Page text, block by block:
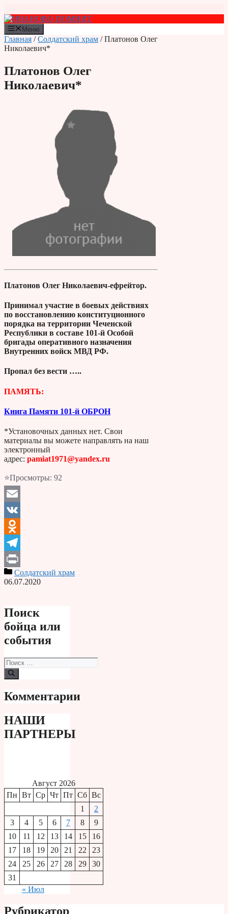
к
содержимому
Меню
Главная /Солдатский храм / Платонов Олег
Николаевич*
Платонов Олег
Николаевич*
Платонов Олег Николаевич-ефрейтор.
Принимал участие в боевых действиях
по восстановлению конституционного
порядка на территории Чеченской
Республики в составе 101-й Особой
бригады оперативного назначения
Внутренних войск МВД РФ.
Пропал без вести …..
ПАМЯТЬ:
Книга Памяти 101-й ОБРОН
*Установочных данных нет. Свои
материалы вы можете направлять на наш
электронный
адрес: pamiat1971@yandex.ru
⭐Просмотры: 92
Email
VK
Odnoklassniki
Telegram
PrintСолдатский храм
06.07.2020
Поиск
бойца или
события
Поиск:
Комментарии
НАШИ
ПАРТНЕРЫ
Август 2026
Пн Вт Ср Чт Пт Сб Вс
1
2
3
4 5 6 7 8
9
10
11 12 13 14 15
16
17
18 19 20 21 22
23
24
25 26 27 28 29
30
31
« Июл
Рубрикатор